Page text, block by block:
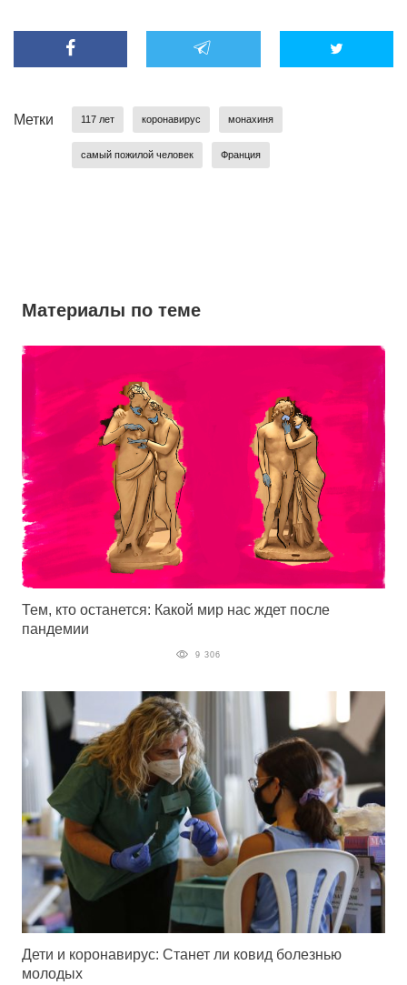
Метки 117 лет коронавирус монахиня
самый пожилой человек Франция
Материалы по теме
Тем, кто останется: Какой мир нас ждет после
пандемии
9 306
Дети и коронавирус: Станет ли ковид болезнью
молодых